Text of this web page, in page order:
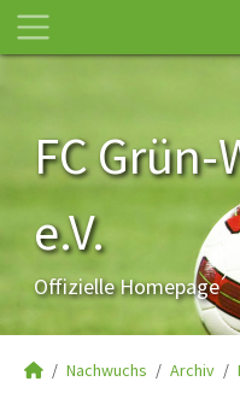
FC
e.V.
Offizielle Homepage
Nachwuchs Archiv